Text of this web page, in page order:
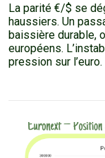
La parité €/$ se
haussiers. Un
baissière durable,
européens.
pression sur l’euro.